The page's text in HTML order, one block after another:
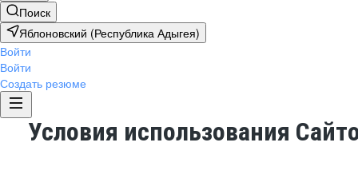
Поиск
Яблоновский (Республика Адыгея)
Войти
Войти
Создать резюме
Условия использования